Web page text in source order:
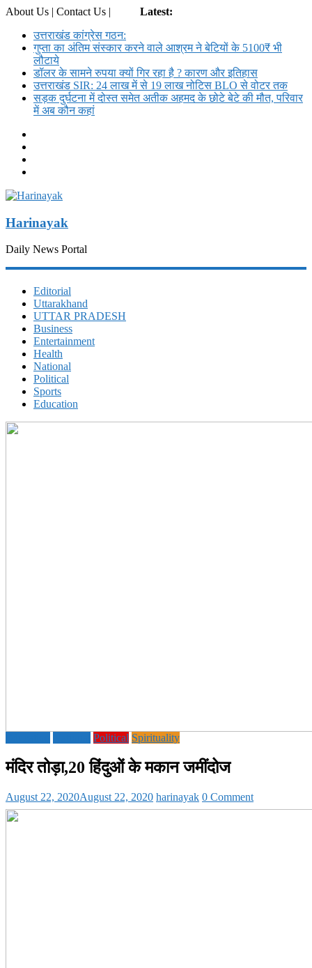
About Us | Contact Us |
Latest:
उत्तराखंड कांग्रेस गठन:
गुप्ता का अंतिम संस्कार करने वाले आश्रम ने बेटियों के 5100₹ भी
लौटाये
डॉलर के सामने रुपया क्यों गिर रहा है ? कारण और इतिहास
उत्तराखंड SIR: 24 लाख में से 19 लाख नोटिस BLO से वोटर तक
सड़क दुर्घटना में दोस्त समेत अतीक अहमद के छोटे बेटे की मौत, परिवार
में अब कौन कहां
Harinayak
Daily News Portal
Editorial
Uttarakhand
UTTAR PRADESH
Business
Entertainment
Health
National
Political
Sports
Education
Political Spirituality
मंदिर तोड़ा,20 हिंदुओं के मकान जमींदोज
August 22, 2020August 22, 2020 harinayak 0 Comment